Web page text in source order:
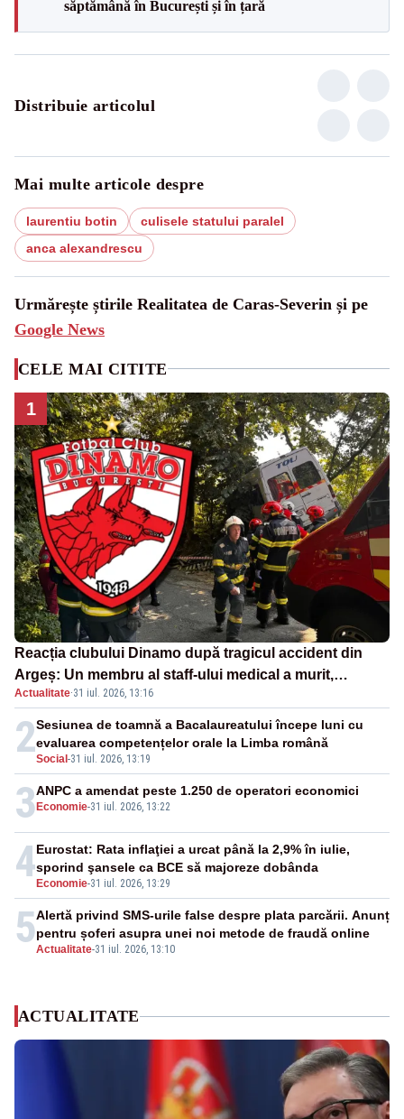
săptămână în București și în țară
Distribuie articolul
Mai multe articole despre
laurentiu botin
culisele statului paralel
anca alexandrescu
Urmărește știrile Realitatea de Caras-Severin și pe
Google News
CELE MAI CITITE
1
Reacția clubului Dinamo după tragicul accident din
Argeș: Un membru al staff-ului medical a murit,
antrenorul Adrian Ropotan este în spital
Actualitate·31 iul. 2026, 13:16
2Social -31 iul. 2026, 13:19
Sesiunea de toamnă a Bacalaureatului începe luni cu
evaluarea competențelor orale la Limba română
3 Economie-31 iul. 2026, 13:22
ANPC a amendat peste 1.250 de operatori economici
4 Economie-31 iul. 2026, 13:29
Eurostat: Rata inflaţiei a urcat până la 2,9% în iulie,
sporind şansele ca BCE să majoreze dobânda
5Actualitate-31 iul. 2026, 13:10
Alertă privind SMS-urile false despre plata parcării. Anunț
pentru șoferi asupra unei noi metode de fraudă online
ACTUALITATE